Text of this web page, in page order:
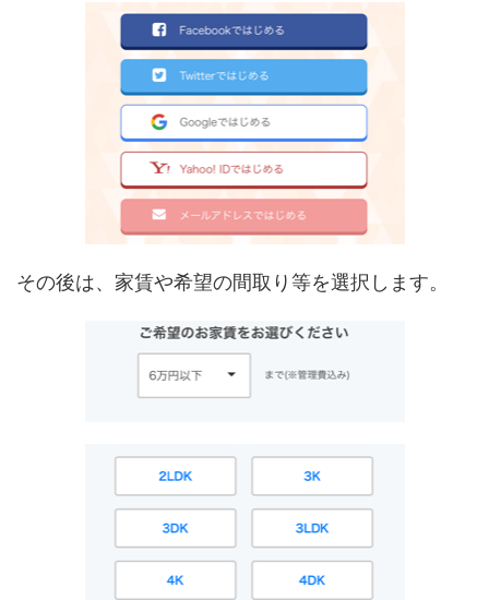
その後は、家賃や希望の間取り等を選択します。